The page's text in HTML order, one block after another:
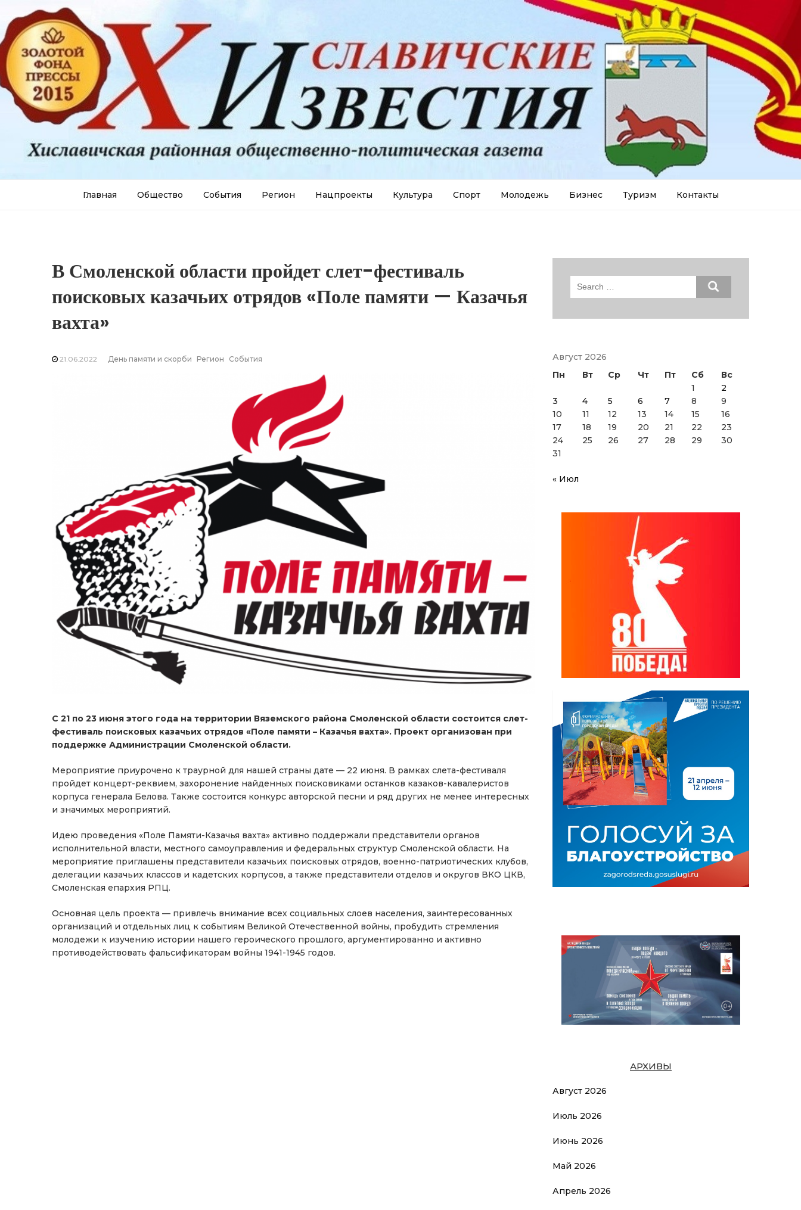
Главная Общество События Регион Нацпроекты Культура Спорт Молодежь Бизнес Туризм Контакты
В Смоленской области пройдет слет-фестиваль
поисковых казачьих отрядов «Поле памяти — Казачья
вахта»
21.06.2022 День памяти и скорби Регион События
С 21 по 23 июня этого года на территории Вяземского района Смоленской области состоится слет-
фестиваль поисковых казачьих отрядов «Поле памяти – Казачья вахта». Проект организован при
поддержке Администрации Смоленской области.
Мероприятие приурочено к траурной для нашей страны дате — 22 июня. В рамках слета-фестиваля
пройдет концерт-реквием, захоронение найденных поисковиками останков казаков-кавалеристов
корпуса генерала Белова. Также состоится конкурс авторской песни и ряд других не менее интересных
и значимых мероприятий.
Идею проведения «Поле Памяти-Казачья вахта» активно поддержали представители органов
исполнительной власти, местного самоуправления и федеральных структур Смоленской области. На
мероприятие приглашены представители казачьих поисковых отрядов, военно-патриотических клубов,
делегации казачьих классов и кадетских корпусов, а также представители отделов и округов ВКО ЦКВ,
Смоленская епархия РПЦ.
Основная цель проекта — привлечь внимание всех социальных слоев населения, заинтересованных
организаций и отдельных лиц к событиям Великой Отечественной войны, пробудить стремления
молодежи к изучению истории нашего героического прошлого, аргументированно и активно
противодействовать фальсификаторам войны 1941-1945 годов.
Search
Август 2026
Пн
Вт Ср Чт Пт Сб
Вс
1
2
3
4 5 6 7 8
9
10
11 12 13 14 15
16
17
18 19 20 21 22
23
24
25 26 27 28 29
30
31
« Июл
АРХИВЫ
Август 2026
Июль 2026
Июнь 2026
Май 2026
Апрель 2026